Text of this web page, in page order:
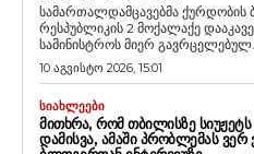
სამართალდამცავებმა
რესპუბლიკის 2 მოქალაქე დააკავეს. როგორც შინაგან
სამინისტროს მიერ გავრცელებულ...
10 აგვისტო 2026, 15:01
ᲡᲘᲐᲮᲚᲔᲔᲑᲘ
ᲛᲘᲗᲮᲠᲐ, ᲠᲝᲛ ᲗᲑᲘᲚᲘᲡᲖᲔ ᲡᲘᲣᲟᲔᲢᲡ
ᲓᲐᲛᲘᲡᲕᲐ, ᲐᲛᲐᲨᲘ ᲞᲠᲝᲑᲚᲔᲛᲐᲡ